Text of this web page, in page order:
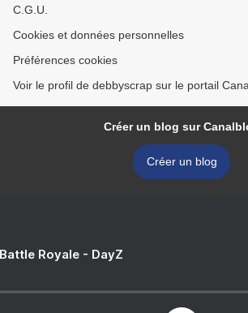
C.G.U.
Cookies et données personnelles
Préférences cookies
Voir le profil de debbyscrap sur le portail
Créer un blog sur
Créer un blog
Royale - DayZ